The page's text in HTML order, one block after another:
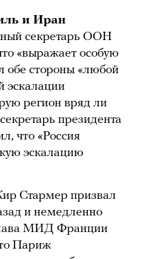
и Иран
секретарь ООН
«выражает особую
обе стороны «любой
эскалации
регион вряд ли
президента
что «Россия
эскалацию
Стармер призвал
и немедленно
МИД Франции
Париж